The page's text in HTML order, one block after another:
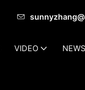
VIDEO NEWS